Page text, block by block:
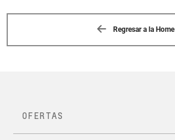
Regresar a la Home